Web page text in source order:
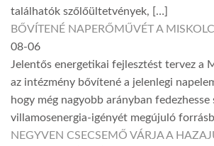
találhatók szőlőültetvények, […]
BŐVÍTENÉ NAPERŐMŰVÉT A
08-06
Jelentős energetikai fejlesztést tervez a
az intézmény bővítené a jelenlegi
hogy még nagyobb arányban fedezhesse
villamosenergia-igényét megújuló
NEGYVEN CSECSEMŐ VÁRJA A